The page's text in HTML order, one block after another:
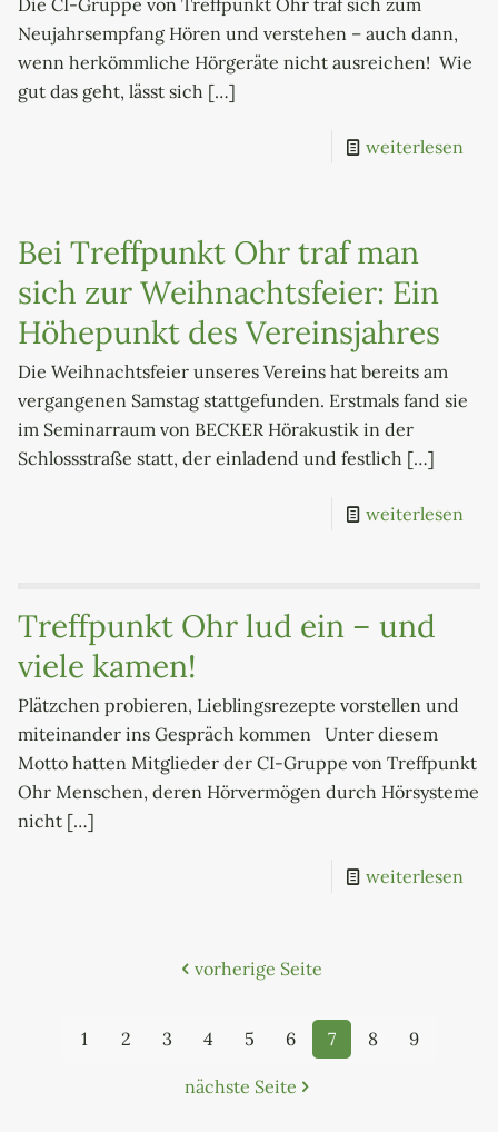
Die CI-Gruppe von Treffpunkt Ohr traf sich zum
Neujahrsempfang Hören und verstehen – auch dann,
wenn herkömmliche Hörgeräte nicht ausreichen! Wie
gut das geht, lässt sich […]
weiterlesen
Bei Treffpunkt Ohr traf man
sich zur Weihnachtsfeier: Ein
Höhepunkt des Vereinsjahres
Die Weihnachtsfeier unseres Vereins hat bereits am
vergangenen Samstag stattgefunden. Erstmals fand sie
im Seminarraum von BECKER Hörakustik in der
Schlossstraße statt, der einladend und festlich […]
weiterlesen
Treffpunkt Ohr lud ein – und
viele kamen!
Plätzchen probieren, Lieblingsrezepte vorstellen und
miteinander ins Gespräch kommen Unter diesem
Motto hatten Mitglieder der CI-Gruppe von Treffpunkt
Ohr Menschen, deren Hörvermögen durch Hörsysteme
nicht […]
weiterlesen
vorherige Seite
1 2 3 4 5 6 7 8 9
nächste Seite